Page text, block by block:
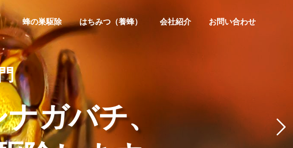
蜂の巣駆除 はちみつ（養蜂） 会社紹介 お問い合わせ